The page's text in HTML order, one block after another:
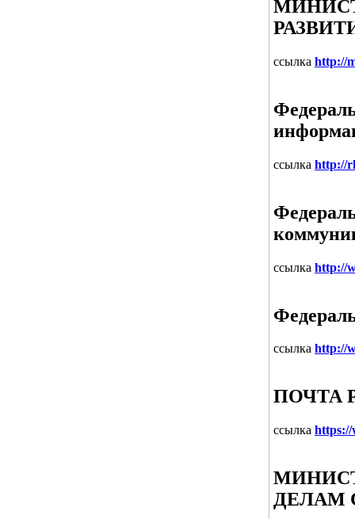
ссылка http://
ссылка http://
ссылка http://
ссылка http://
ПОЧТА
ссылка
ДЕЛАМ